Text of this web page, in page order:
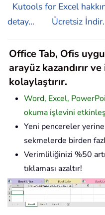
Kutools for Excel
detay...
Ücretsiz
Office Tab, Ofis
arayüz kazandırır
kolaylaştırır.
Word, Excel,
okuma işlevini
Yeni pencereler
sekmelerde birden
Verimliliğinizi %50
tıklaması azaltır!